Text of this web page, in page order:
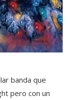
banda que
pero con un